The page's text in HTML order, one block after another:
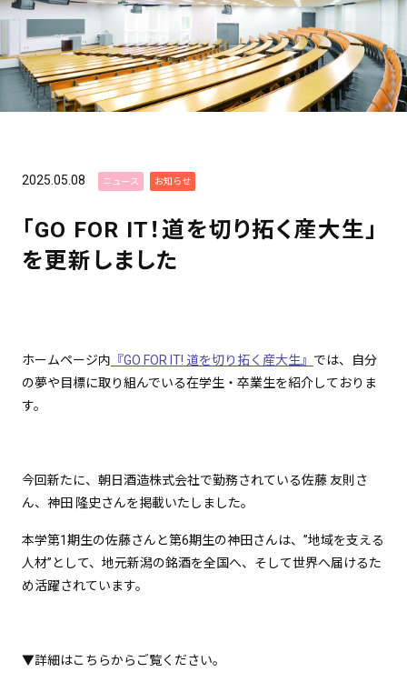
2025.05.08 ニュース お知らせ
「GO FOR IT！道を切り拓く産大生」
を更新しました
ホームページ内 『GO FOR IT! 道を切り拓く産大生』 では、自分
の夢や目標に取り組んでいる在学生・卒業生を紹介しておりま
す。
今回新たに、朝日酒造株式会社で勤務されている佐藤 友則さ
ん、神田 隆史さんを掲載いたしました。
本学第1期生の佐藤さんと第6期生の神田さんは、”地域を支える
人材”として、地元新潟の銘酒を全国へ、そして世界へ届けるた
め活躍されています。
▼詳細はこちらからご覧ください。